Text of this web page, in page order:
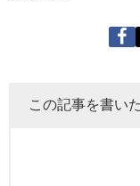
この記事を書い